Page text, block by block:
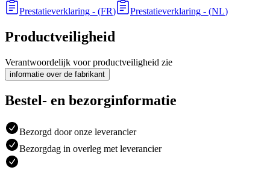
Prestatieverklaring - (FR) Prestatieverklaring - (NL)
Productveiligheid
Verantwoordelijk voor productveiligheid zie
informatie over de fabrikant
Bestel- en bezorginformatie
Bezorgd door onze leverancier
Bezorgdag in overleg met leverancier